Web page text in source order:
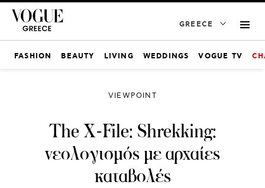
GREECE
FASHION BEAUTY LIVING WEDDINGS VOGUE TV
VIEWPOINT
The X-File: Shrekking:
νεολογισμός με αρχαίες
καταβολές